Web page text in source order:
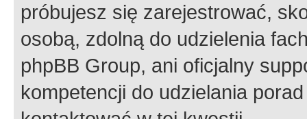
próbujesz się zarejestrować,
osobą, zdolną do udzielenia
phpBB Group, ani oficjalny
kompetencji do udzielania